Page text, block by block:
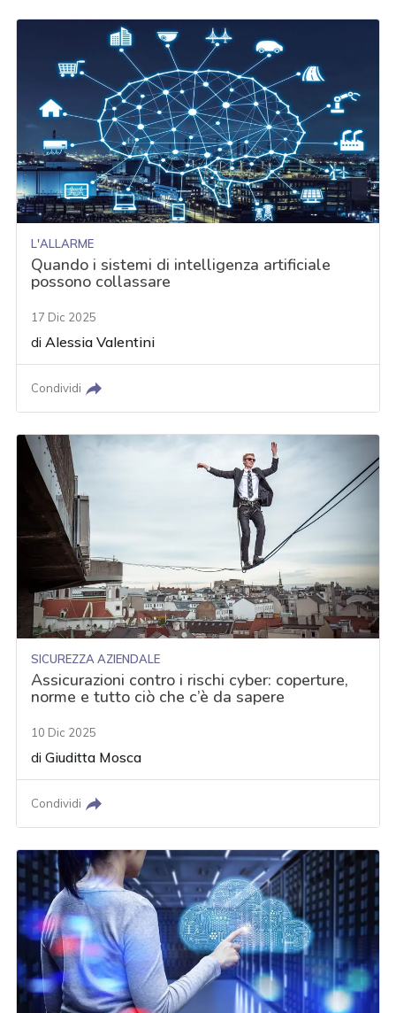
L'ALLARME
Quando i sistemi di intelligenza artificiale
possono collassare
17 Dic 2025
diAlessia Valentini
Condividi
SICUREZZA AZIENDALE
Assicurazioni contro i rischi cyber: coperture,
norme e tutto ciò che c’è da sapere
10 Dic 2025
diGiuditta Mosca
Condividi